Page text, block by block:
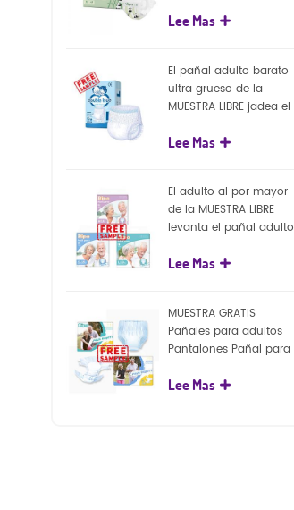
llegada venden al por
de la naturaleza
Lee Mas
El pañal adulto barato
ultra grueso de la
MUESTRA LIBRE jadea el
para el adulto
Lee Mas
El adulto al por mayor
de la MUESTRA LIBRE
levanta el pañal adulto
pantalones del pañal
Lee Mas
MUESTRA GRATIS
Pañales para adultos
Pantalones Pañal para
para adultos
Lee Mas